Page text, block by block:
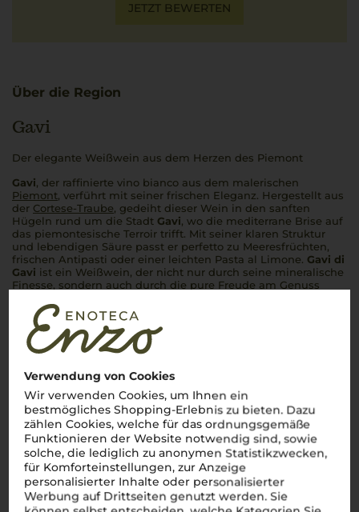
Verwendung von Cookies
Wir verwenden Cookies, um Ihnen ein
bestmögliches Shopping-Erlebnis zu bieten. Dazu
zählen Cookies, welche für das ordnungsgemäße
Funktionieren der Website notwendig sind, sowie
solche, die lediglich zu anonymen Statistikzwecken,
für Komforteinstellungen, zur Anzeige
personalisierter Inhalte oder personalisierter
Werbung auf Drittseiten genutzt werden. Sie
JETZT BEWERTEN
Über die Region
Gavi
Der elegante Weißwein aus dem Herzen des Piemont
Gavi, der raffinierte vino bianco aus dem malerischen
Piemont, verführt mit seiner frischen Eleganz. Hergestellt aus
der Cortese-Traube, gedeiht dieser Wein in den sanften
Hügeln rund um die Stadt Gavi, wo die mediterrane Brise auf
das piemontesische Terroir trifft. Mit seiner klaren Struktur
und lebendigen Säure passt er perfetto zu Meeresfrüchten,
frischen Antipasti oder einer leichten Pasta al Limone. Gavi di
Gavi ist ein Weißwein, der nicht nur durch seine mineralische
Finesse, sondern auch durch die pure Freude am Genuss
jeder Flasche einfängt.